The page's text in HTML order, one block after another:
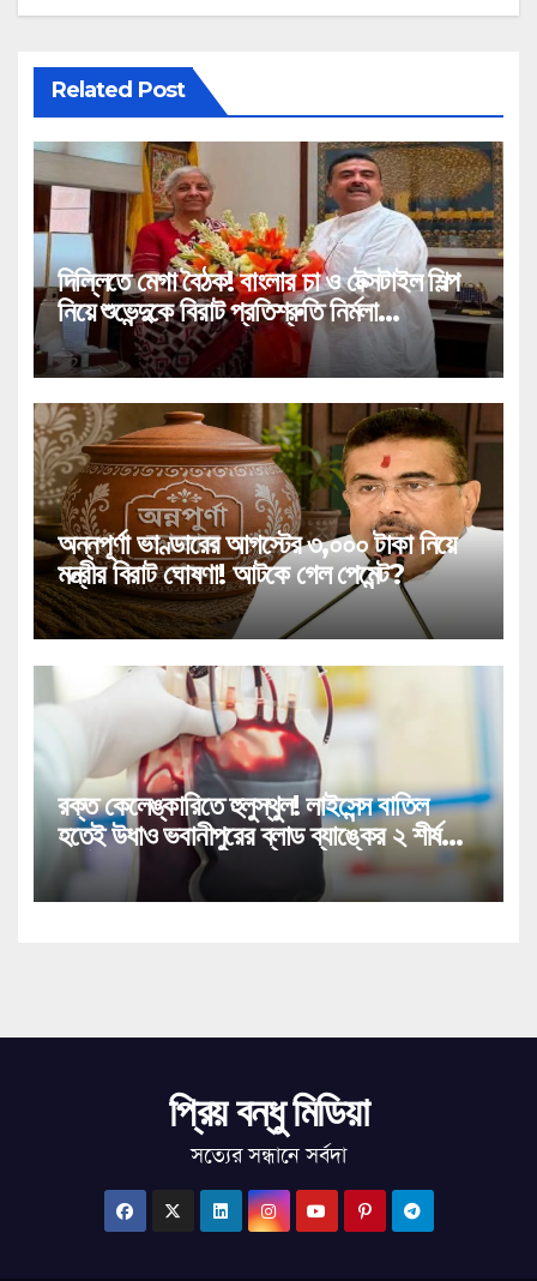
Related Post
দিল্লিতে মেগা বৈঠক! বাংলার চা ও টেক্সটাইল শিল্প
নিয়ে শুভেন্দুকে বিরাট প্রতিশ্রুতি নির্মলা
সীতারামণের!
অন্নপূর্ণা ভাণ্ডারের আগস্টের ৩,০০০ টাকা নিয়ে
মন্ত্রীর বিরাট ঘোষণা! আটকে গেল পেমেন্ট?
রক্ত কেলেঙ্কারিতে হুলুস্থুল! লাইসেন্স বাতিল
হতেই উধাও ভবানীপুরের ব্লাড ব্যাঙ্কের ২ শীর্ষ
কর্তা!
প্রিয় বন্ধু মিডিয়া
সত্যের সন্ধানে সর্বদা